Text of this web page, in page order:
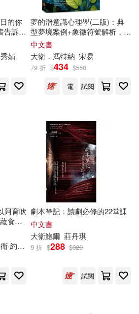
術資格考試專家委
寫(71)
聖嚴法師(71)
蔡志忠(70)
敖幼祥(69)
(66)
曹文軒(64)
文心（主編）(63)
社(542)
的你
告訴你
娟
夢的潛意識心理學(二版)：典
型夢境案例+象徵符號解析，喚
出你內心隱藏的重要訊息【彩
繪版】
中文書
大衛 ．馮特納 宋易
79 折 $434 $550
電
試閱
阿育吠
食、
麩
緻糖
與靈
·約阿希姆 王心宇
劇本筆記：讀劇必修的22堂課
中文書
大衛鮑爾 莊丹琪
9 折 $288 $320
試閱